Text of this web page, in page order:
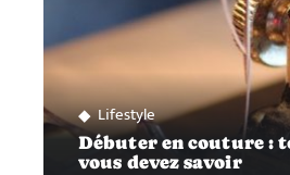
Lifestyle
Débuter en couture :
vous devez savoir